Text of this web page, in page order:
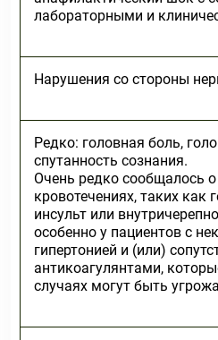
лабораторными и
Нарушения со стороны
Редко: головная боль,
спутанность сознания.
Очень редко сообщалось
кровотечениях, таких как
инсульт или
особенно у пациентов с
гипертонией и (или)
антикоагулянтами,
случаях могут быть